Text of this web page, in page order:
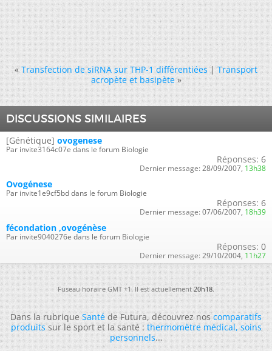
« Transfection de siRNA sur THP-1 différentiées|Transport
acropète et basipète »
DISCUSSIONS SIMILAIRES
[Génétique] ovogenese
Par invite3164c07e dans le forum Biologie
Réponses: 6
Dernier message: 28/09/2007, 13h38
Ovogénese
Par invite1e9cf5bd dans le forum Biologie
Réponses: 6
Dernier message: 07/06/2007, 18h39
fécondation ,ovogénèse
Par invite9040276e dans le forum Biologie
Réponses: 0
Dernier message: 29/10/2004, 11h27
Fuseau horaire GMT +1. Il est actuellement20h18.
Dans la rubriqueSantéde Futura, découvrez noscomparatifs
produitssur le sport et la santé :thermomètre médical,soins
personnels...